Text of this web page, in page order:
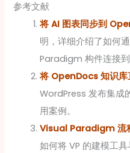
参考文献
将 AI 图表同步到
明，详细介绍了如何
Paradigm 构件连接
将 OpenDocs 知识
WordPress 发布集成
用案例。
Visual Paradigm 流
如何将 VP 的建模工